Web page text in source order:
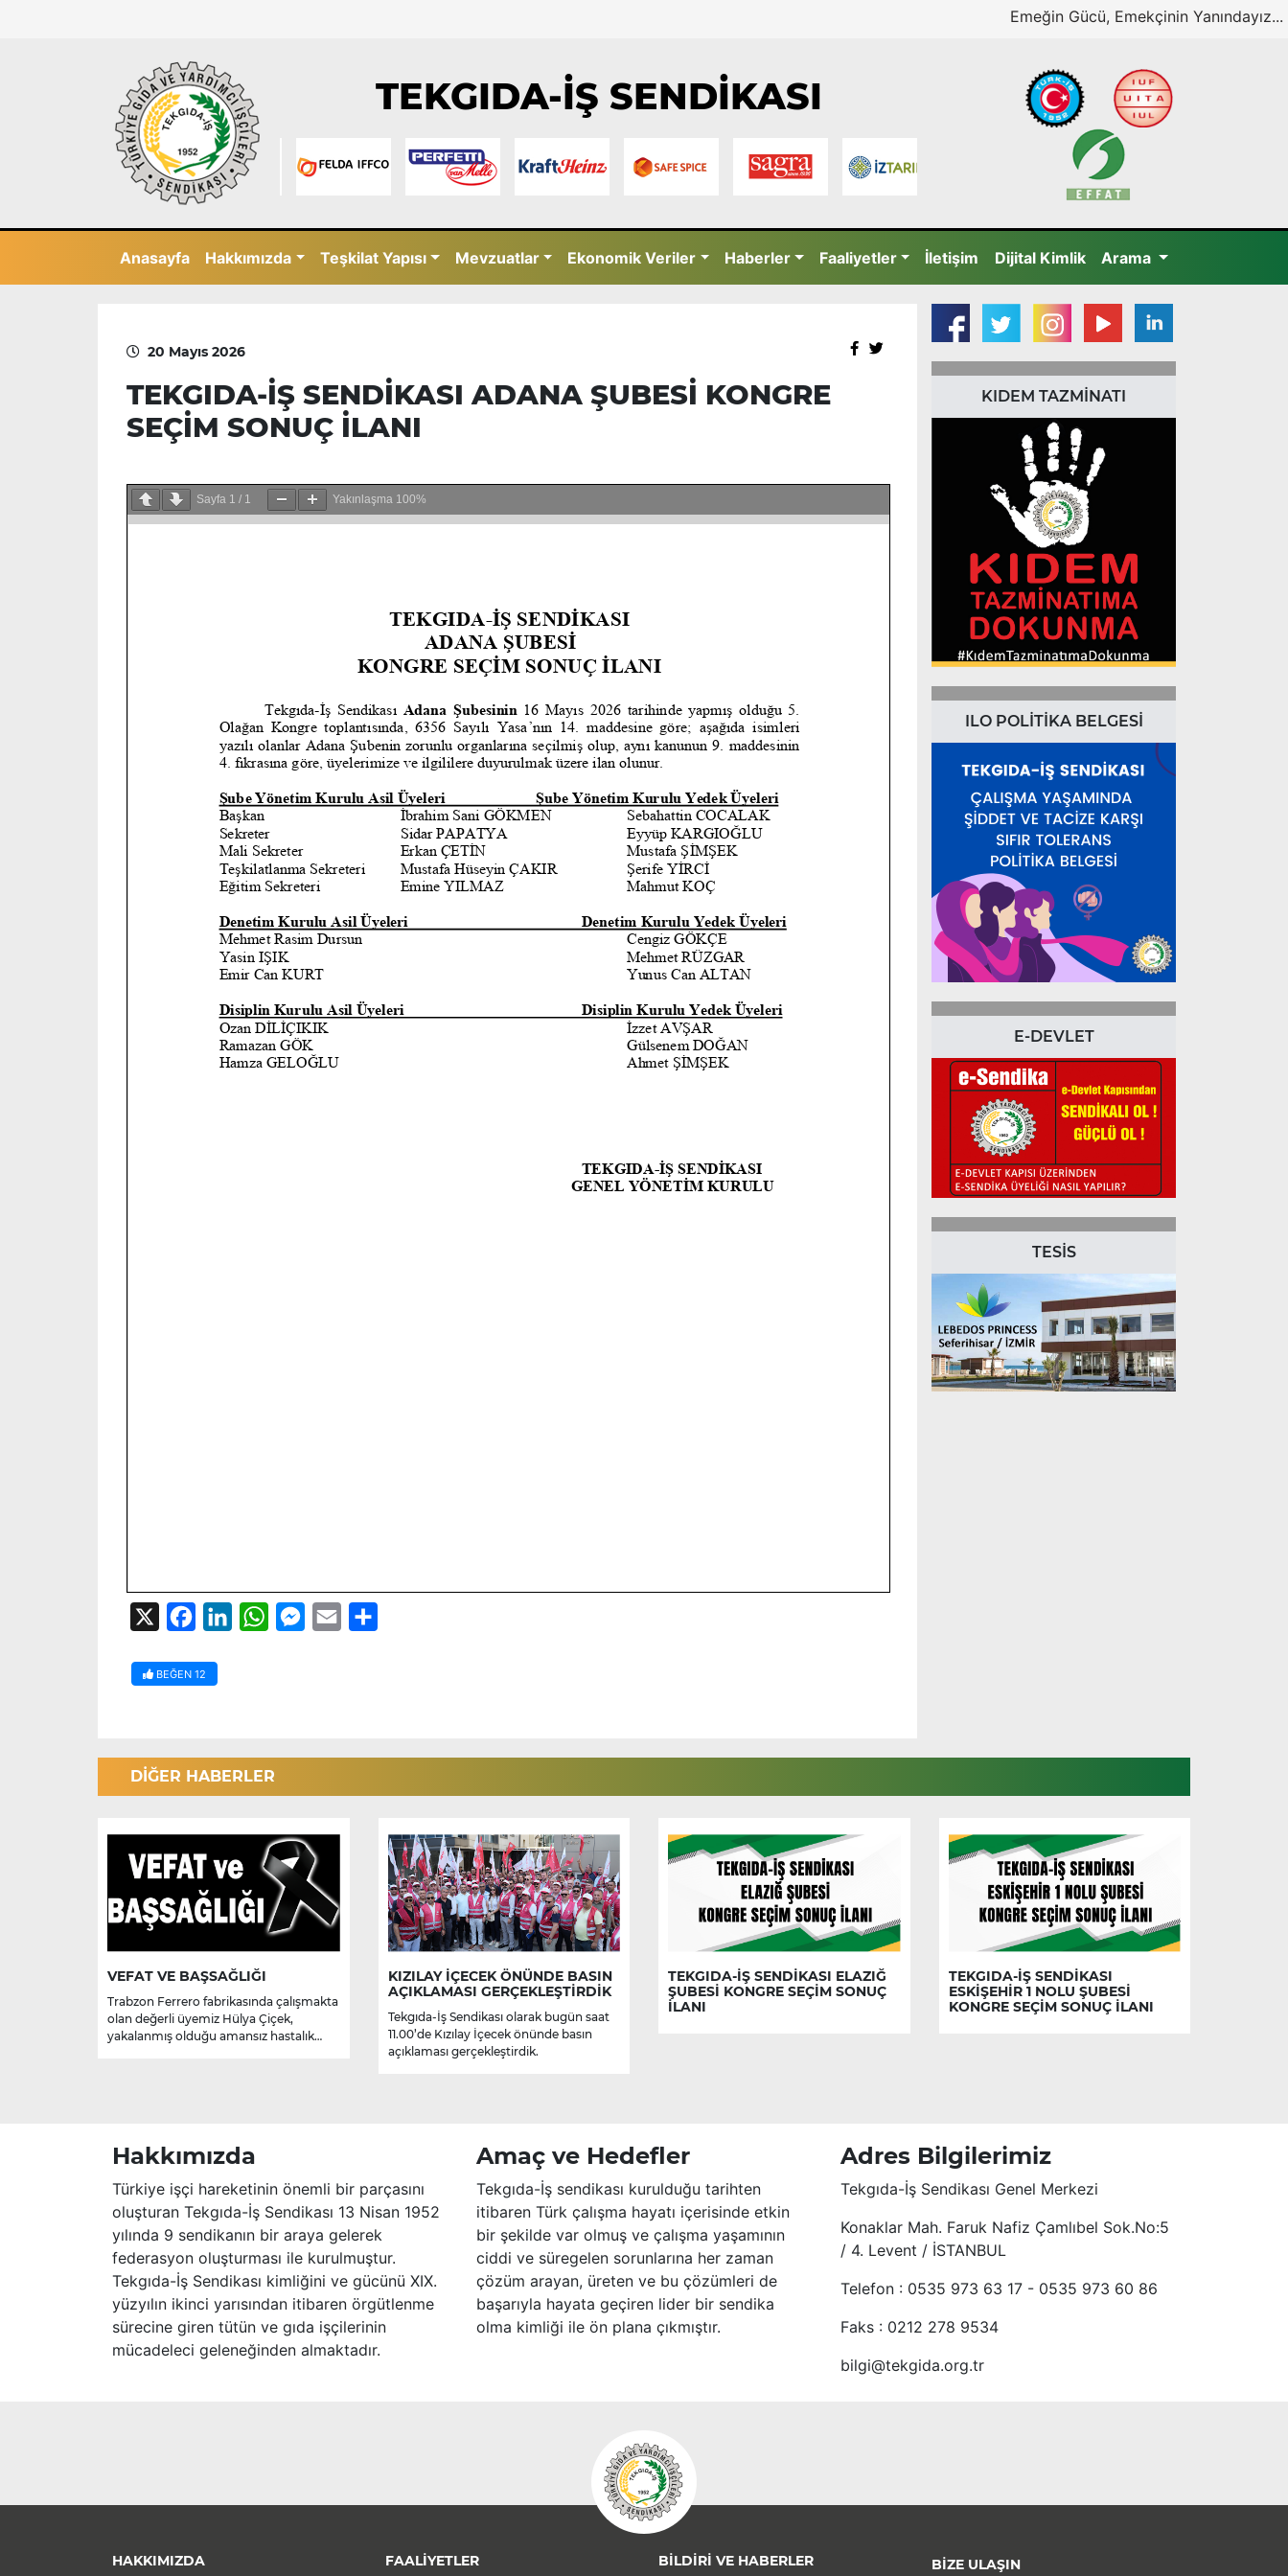
Emeğin Gücü, Emekçinin Yanındayız...
TEKGIDA-İŞ SENDİKASI
Anasayfa Hakkımızda Teşkilat Yapısı Mevzuatlar Ekonomik Veriler Haberler Faaliyetler İletişim Dijital Kimlik Arama
20 Mayıs 2026
TEKGIDA-İŞ SENDİKASI ADANA ŞUBESİ KONGRE
SEÇİM SONUÇ İLANI
Sayfa 1 / 1 Yakınlaşma 100%
FacebookLinkedInWhatsAppMessenger
Email
BEĞEN 12
KIDEM TAZMİNATI
ILO POLİTİKA BELGESİ
E-DEVLET
TESİS
DİĞER HABERLER
VEFAT VE BAŞSAĞLIĞI
Trabzon Ferrero fabrikasında çalışmakta
olan değerli üyemiz Hülya Çiçek,
yakalanmış olduğu amansız hastalık
KIZILAY İÇECEK ÖNÜNDE BASIN
AÇIKLAMASI GERÇEKLEŞTİRDİK
Tekgıda-İş Sendikası olarak bugün saat
11.00’de Kızılay İçecek önünde basın
açıklaması gerçekleştirdik.
TEKGIDA-İŞ SENDİKASI ELAZIĞ
ŞUBESİ KONGRE SEÇİM SONUÇ
İLANI
TEKGIDA-İŞ SENDİKASI
ESKİŞEHİR 1 NOLU ŞUBESİ
KONGRE SEÇİM SONUÇ İLANI
Hakkımızda
Türkiye işçi hareketinin önemli bir parçasını
oluşturan Tekgıda-İş Sendikası 13 Nisan 1952
yılında 9 sendikanın bir araya gelerek
federasyon oluşturması ile kurulmuştur.
Tekgıda-İş Sendikası kimliğini ve gücünü XIX.
yüzyılın ikinci yarısından itibaren örgütlenme
sürecine giren tütün ve gıda işçilerinin
mücadeleci geleneğinden almaktadır.
Amaç ve Hedefler
Tekgıda-İş sendikası kurulduğu tarihten
itibaren Türk çalışma hayatı içerisinde etkin
bir şekilde var olmuş ve çalışma yaşamının
ciddi ve süregelen sorunlarına her zaman
çözüm arayan, üreten ve bu çözümleri de
başarıyla hayata geçiren lider bir sendika
olma kimliği ile ön plana çıkmıştır.
Adres Bilgilerimiz
Tekgıda-İş Sendikası Genel Merkezi
Konaklar Mah. Faruk Nafiz Çamlıbel Sok.No:5
/ 4. Levent / İSTANBUL
Telefon : 0535 973 63 17 - 0535 973 60 86
Faks : 0212 278 9534
bilgi@tekgida.org.tr
HAKKIMIZDA FAALİYETLER BİLDİRİ VE HABERLER BİZE ULAŞIN